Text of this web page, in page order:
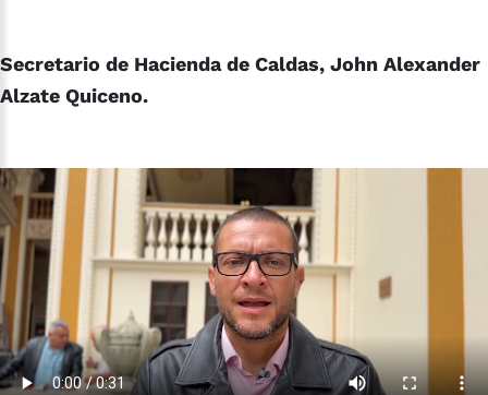
Secretario de Hacienda de Caldas, John Alexander
Alzate Quiceno.